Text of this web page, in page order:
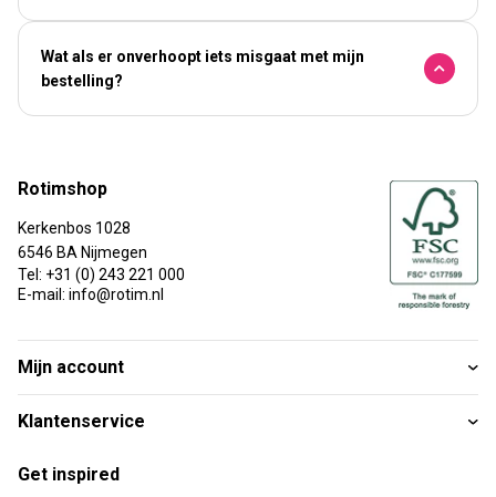
Wat als er onverhoopt iets misgaat met mijn
bestelling?
Rotimshop
Kerkenbos 1028
6546 BA Nijmegen
Tel: +31 (0) 243 221 000
E-mail: info@rotim.nl
Mijn account
Klantenservice
Get inspired